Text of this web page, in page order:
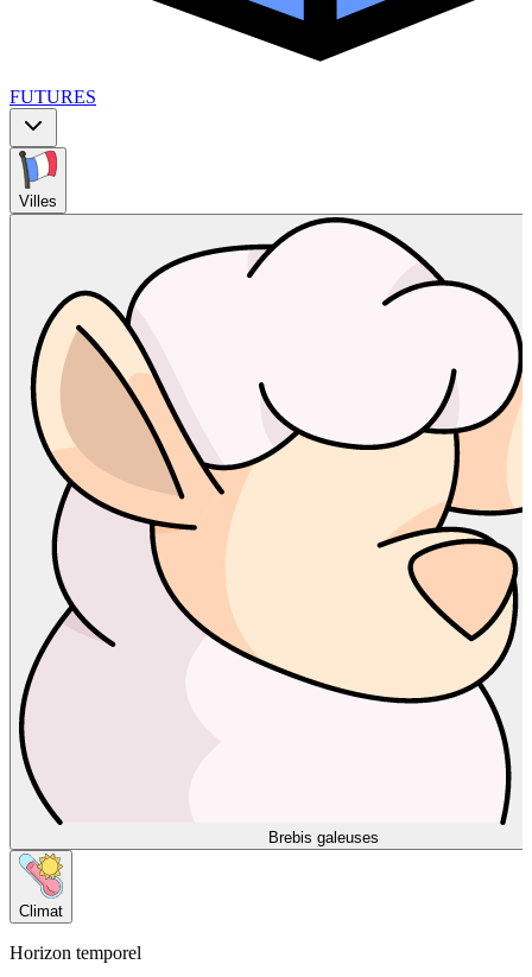
FUTURES
Villes
Brebis galeuses
Climat
Horizon temporel